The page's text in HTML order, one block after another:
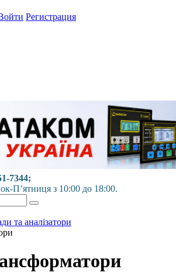
Регистрация
7344;
П’ятниця з 10:00 до 18:00.
та аналізатори